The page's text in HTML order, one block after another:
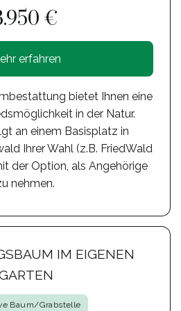
€
erfahren
bietet Ihnen eine
in der Natur.
an einem Basisplatz in
Ihrer Wahl (z.B. FriedWald
der Option, als Angehörige
nehmen.
IM EIGENEN
Baum/Grabstelle